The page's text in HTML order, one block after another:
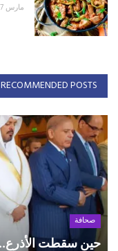
مارس 17, 2025
RECOMMENDED POSTS
صحافة
حين سقطت